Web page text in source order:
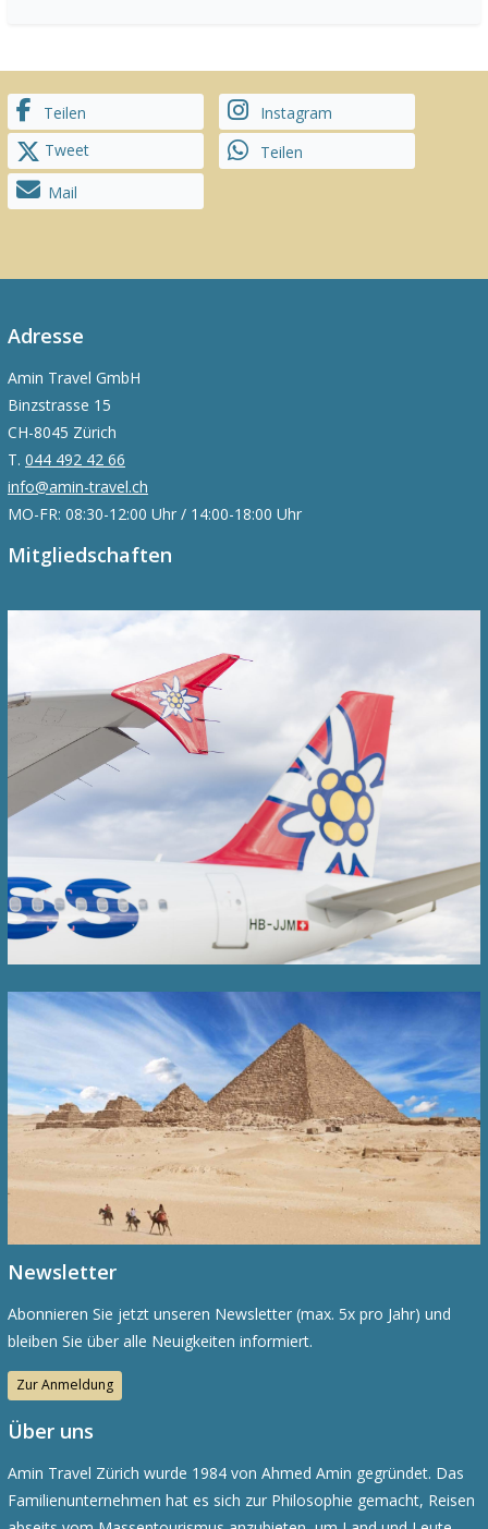
Teilen
Instagram
Tweet
Teilen
Mail
Adresse
Amin Travel GmbH
Binzstrasse 15
CH-8045 Zürich
T. 044 492 42 66
info@amin-travel.ch
MO-FR: 08:30-12:00 Uhr / 14:00-18:00 Uhr
Mitgliedschaften
Newsletter
Abonnieren Sie jetzt unseren Newsletter (max. 5x pro Jahr) und
bleiben Sie über alle Neuigkeiten informiert.
Zur Anmeldung
Über uns
Amin Travel Zürich wurde 1984 von Ahmed Amin gegründet. Das
Familienunternehmen hat es sich zur Philosophie gemacht, Reisen